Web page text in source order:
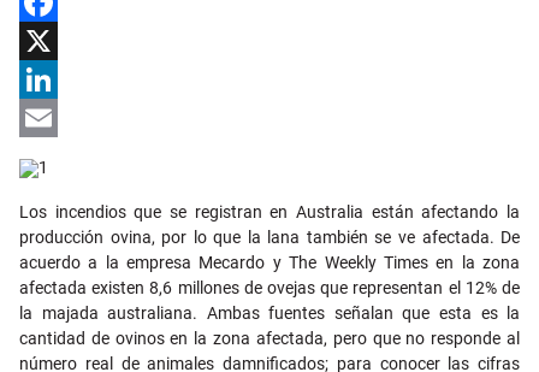
Facebook
X
LinkedIn
Email
Los incendios que se registran en Australia están afectando la
producción ovina, por lo que la lana también se ve afectada. De
acuerdo a la empresa Mecardo y The Weekly Times en la zona
afectada existen 8,6 millones de ovejas que representan el 12% de
la majada australiana. Ambas fuentes señalan que esta es la
cantidad de ovinos en la zona afectada, pero que no responde al
número real de animales damnificados; para conocer las cifras